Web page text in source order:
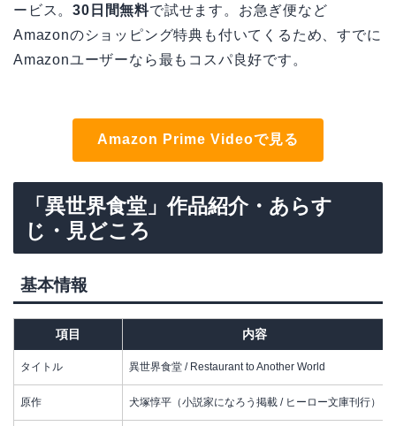
ービス。30日間無料で試せます。お急ぎ便など
Amazonのショッピング特典も付いてくるため、すでに
Amazonユーザーなら最もコスパ良好です。
Amazon Prime Videoで見る
「異世界食堂」作品紹介・あらす
じ・見どころ
基本情報
項目 内容
タイトル 異世界食堂 / Restaurant to Another World
原作 犬塚惇平（小説家になろう掲載 / ヒーロー文庫刊行）